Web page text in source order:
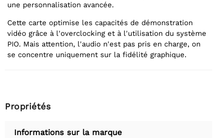
une personnalisation avancée.
Cette carte optimise les capacités de démonstration
vidéo grâce à l'overclocking et à l'utilisation du système
PIO. Mais attention, l'audio n'est pas pris en charge, on
se concentre uniquement sur la fidélité graphique.
Propriétés
Informations sur la marque